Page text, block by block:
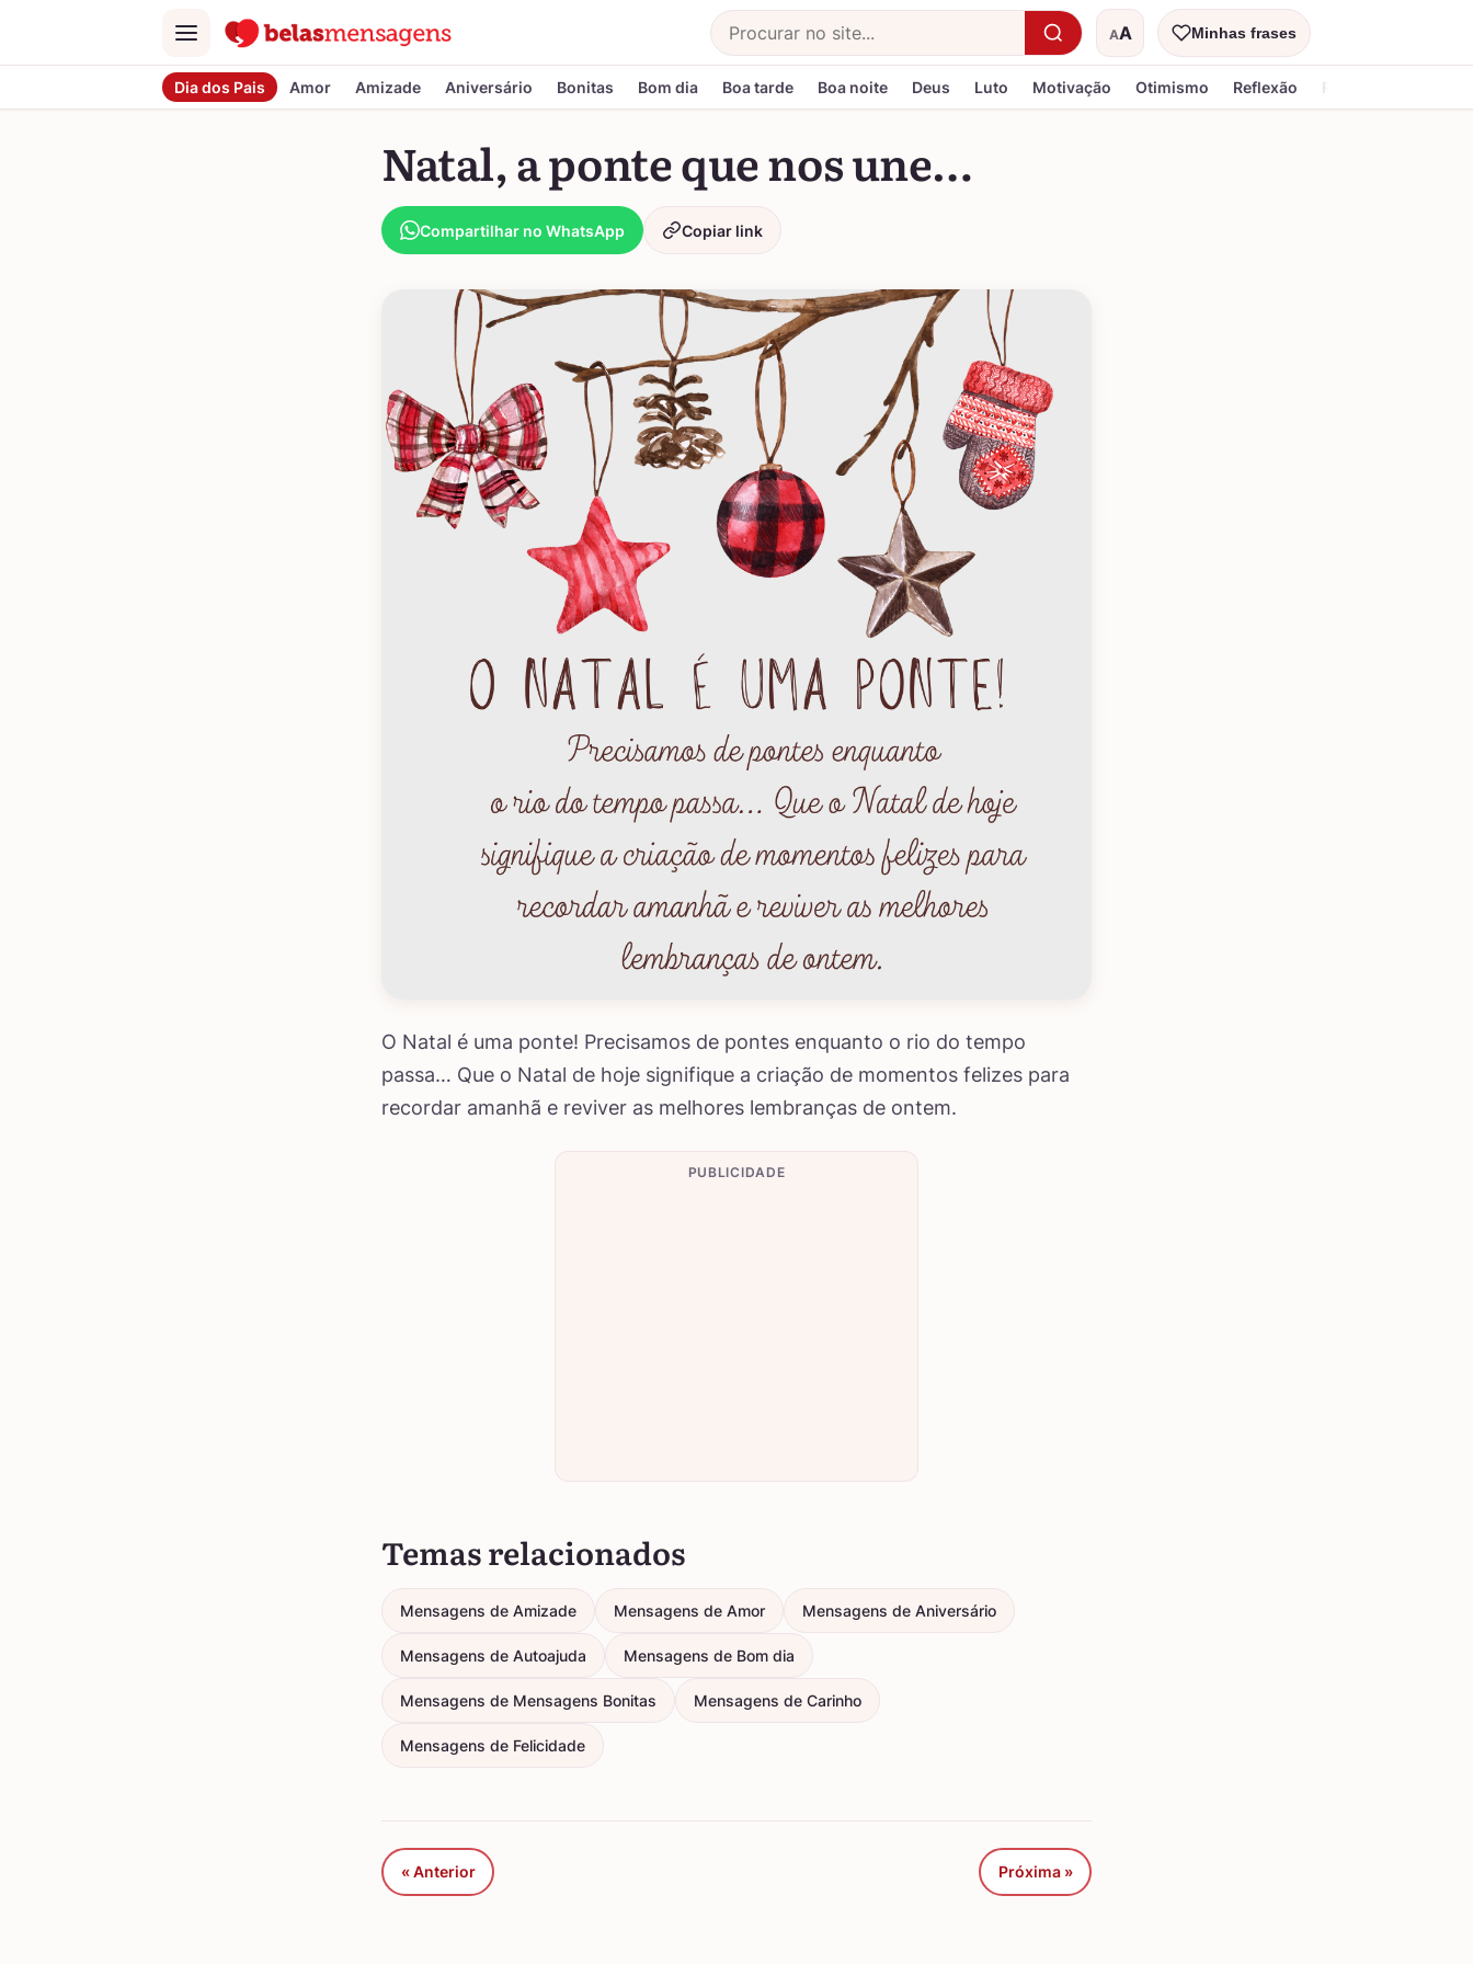
Menu
Buscar AA
Tamanho do textoMinhas frases
Dia dos Pais Amor Amizade Aniversário Bonitas Bom dia Boa tarde Boa noite Deus Luto Motivação Otimismo Reflexão Religiosa
Natal, a ponte que nos une…
Compartilhar no WhatsApp Copiar link
O Natal é uma ponte! Precisamos de pontes enquanto o rio do tempo
passa… Que o Natal de hoje signifique a criação de momentos felizes para
recordar amanhã e reviver as melhores lembranças de ontem.
PUBLICIDADE
Temas relacionados
Mensagens de Amizade Mensagens de Amor Mensagens de Aniversário
Mensagens de Autoajuda Mensagens de Bom dia
Mensagens de Mensagens Bonitas Mensagens de Carinho
Mensagens de Felicidade
« Anterior Próxima »